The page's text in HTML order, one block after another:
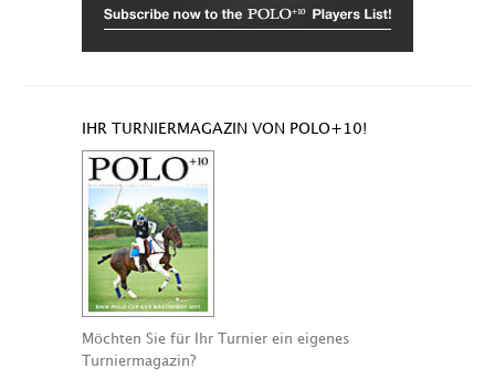
IHR TURNIERMAGAZIN VON POLO+10!
Möchten Sie für Ihr Turnier ein eigenes
Turniermagazin?